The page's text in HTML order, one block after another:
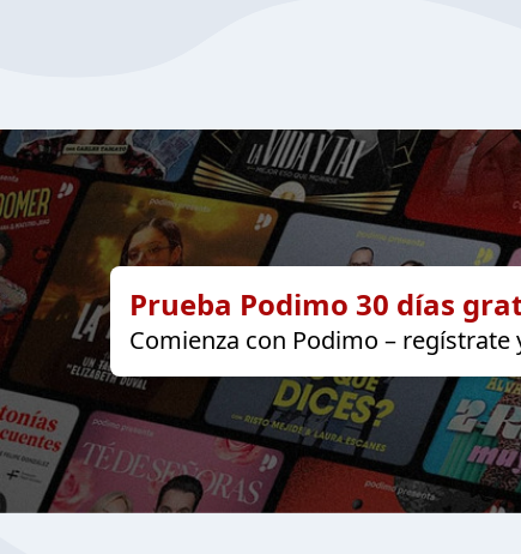
Prueba Podimo 30 días
Comienza con Podimo –